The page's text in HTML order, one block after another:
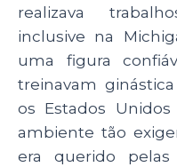
realizava
inclusive na
uma figura
treinavam
os Estados
ambiente tão
era querido